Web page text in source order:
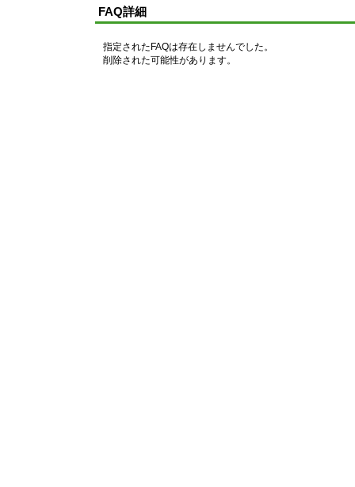
FAQ詳細
指定されたFAQは存在しませんでした。
削除された可能性があります。